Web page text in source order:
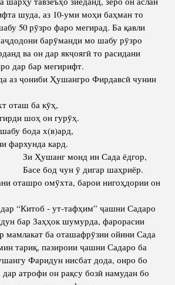
шуда, аз 10-уми моҳи баҳман то
50 рӯзро фаро мегирад. Ба қавли
барӯманди мо шабу рӯзро
ва он дар якҷоягӣ то расидани
дар бар мегирифт.
аз ҷониби Ҳушангро Фирдавсӣ чунин
оташ ба кӯҳ,
шоҳ он гурӯҳ.
бода х(в)ард,
фархунда кард.
ин Сада ёдгор,
ӯ дигар шаҳриёр.
оташро омӯхта, барои нигоҳдории он
“Китоб - ут-тафҳим” ҷашни Садаро
бар Заҳҳок шумурда, фарорасии
мамлакат ба оташафрӯзии ойини Сада
тариқ, пазироии ҷашни Садаро ба
Фаридун нисбат дода, онро бо
дар атрофи он рақсу бозӣ намудан бо